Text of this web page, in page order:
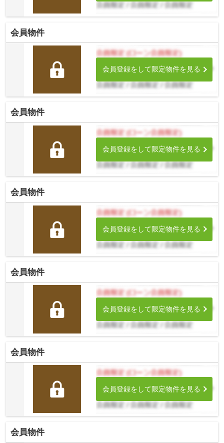
会員物件
会員登録をして限定物件を見る
会員物件
会員登録をして限定物件を見る
会員物件
会員登録をして限定物件を見る
会員物件
会員登録をして限定物件を見る
会員物件
会員登録をして限定物件を見る
会員物件